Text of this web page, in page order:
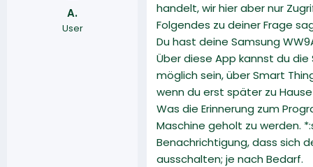
A.
User
handelt, wir hier aber nur
Folgendes zu deiner Frage
Du hast deine Samsung
Über diese App kannst du
möglich sein, über Smart
wenn du erst später zu
Was die Erinnerung zum
Maschine geholt zu werden.
Benachrichtigung, dass sich
ausschalten; je nach Bedarf.